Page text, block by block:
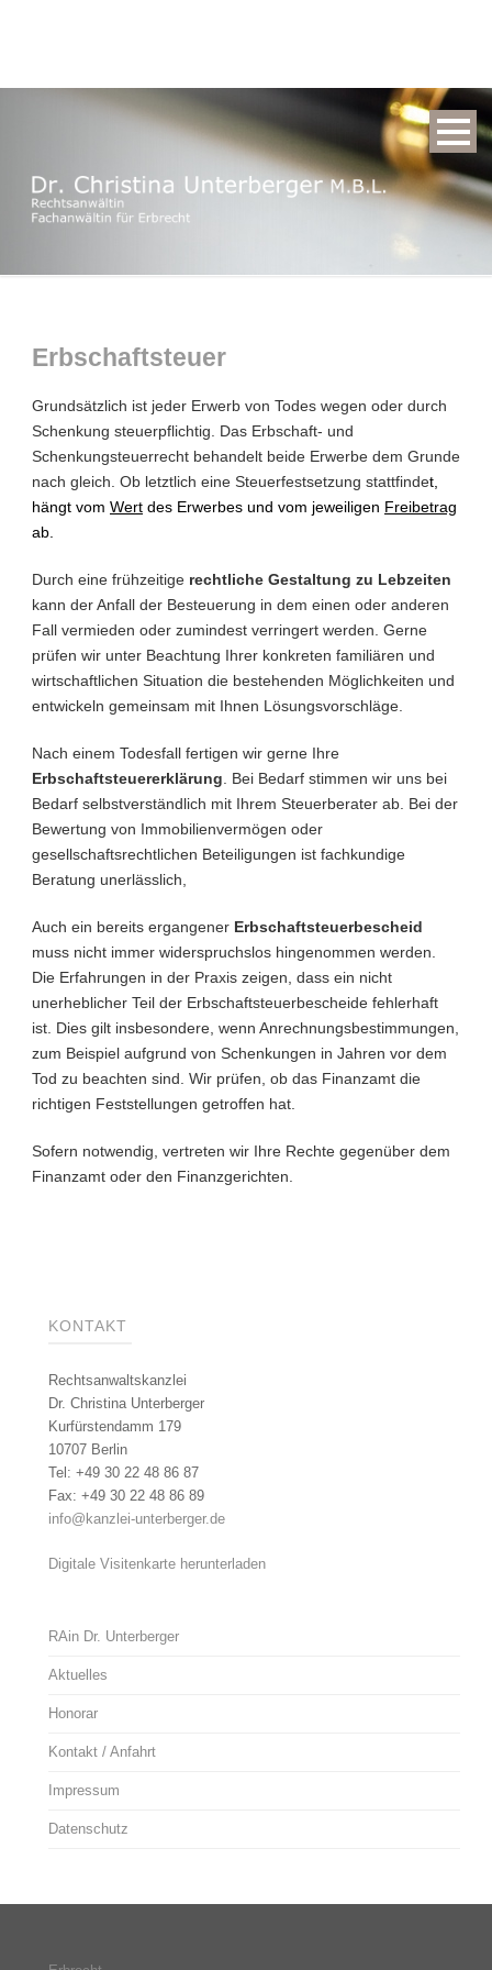
Erbschaftsteuer
Grundsätzlich ist jeder Erwerb von Todes wegen oder durch
Schenkung steuerpflichtig. Das Erbschaft- und
Schenkungsteuerrecht behandelt beide Erwerbe dem Grunde
nach gleich. Ob letztlich eine Steuerfestsetzung stattfindet,
hängt vom Wert des Erwerbes und vom jeweiligen Freibetrag
ab.
Durch eine frühzeitige rechtliche Gestaltung zu Lebzeiten
kann der Anfall der Besteuerung in dem einen oder anderen
Fall vermieden oder zumindest verringert werden. Gerne
prüfen wir unter Beachtung Ihrer konkreten familiären und
wirtschaftlichen Situation die bestehenden Möglichkeiten und
entwickeln gemeinsam mit Ihnen Lösungsvorschläge.
Nach einem Todesfall fertigen wir gerne Ihre
Erbschaftsteuererklärung . Bei Bedarf stimmen wir uns bei
Bedarf selbstverständlich mit Ihrem Steuerberater ab. Bei der
Bewertung von Immobilienvermögen oder
gesellschaftsrechtlichen Beteiligungen ist fachkundige
Beratung unerlässlich,
Auch ein bereits ergangener Erbschaftsteuerbescheid
muss nicht immer widerspruchslos hingenommen werden.
Die Erfahrungen in der Praxis zeigen, dass ein nicht
unerheblicher Teil der Erbschaftsteuerbescheide fehlerhaft
ist. Dies gilt insbesondere, wenn Anrechnungsbestimmungen,
zum Beispiel aufgrund von Schenkungen in Jahren vor dem
Tod zu beachten sind. Wir prüfen, ob das Finanzamt die
richtigen Feststellungen getroffen hat.
Sofern notwendig, vertreten wir Ihre Rechte gegenüber dem
Finanzamt oder den Finanzgerichten.
KONTAKT
Rechtsanwaltskanzlei
Dr. Christina Unterberger
Kurfürstendamm 179
10707 Berlin
Tel: +49 30 22 48 86 87
Fax: +49 30 22 48 86 89
info@kanzlei-unterberger.de
Digitale Visitenkarte herunterladen
RAin Dr. Unterberger
Aktuelles
Honorar
Kontakt / Anfahrt
Impressum
Datenschutz